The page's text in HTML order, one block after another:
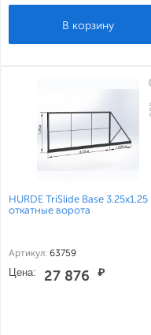
HURDE TriSlide Base 3.25x1.25
откатные ворота
Артикул: 63759
Цена: 27 876 ₽